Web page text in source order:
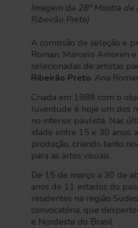
Imagem da 28ª Mostra
Ribeirão Preto)
A comissão de seleção e
Roman, Marcelo Amorim
selecionadas de artistas
Ribeirão Preto. Ana
Criada em 1989 com o
Juventude é hoje um dos
no interior paulista. Nas
idade entre 15 e 30 anos,
produção, criando tanto
para as artes visuais.
De 15 de março a 30 de
anos de 11 estados do
residentes na região
convocatória, que
e Nordeste do Brasil.